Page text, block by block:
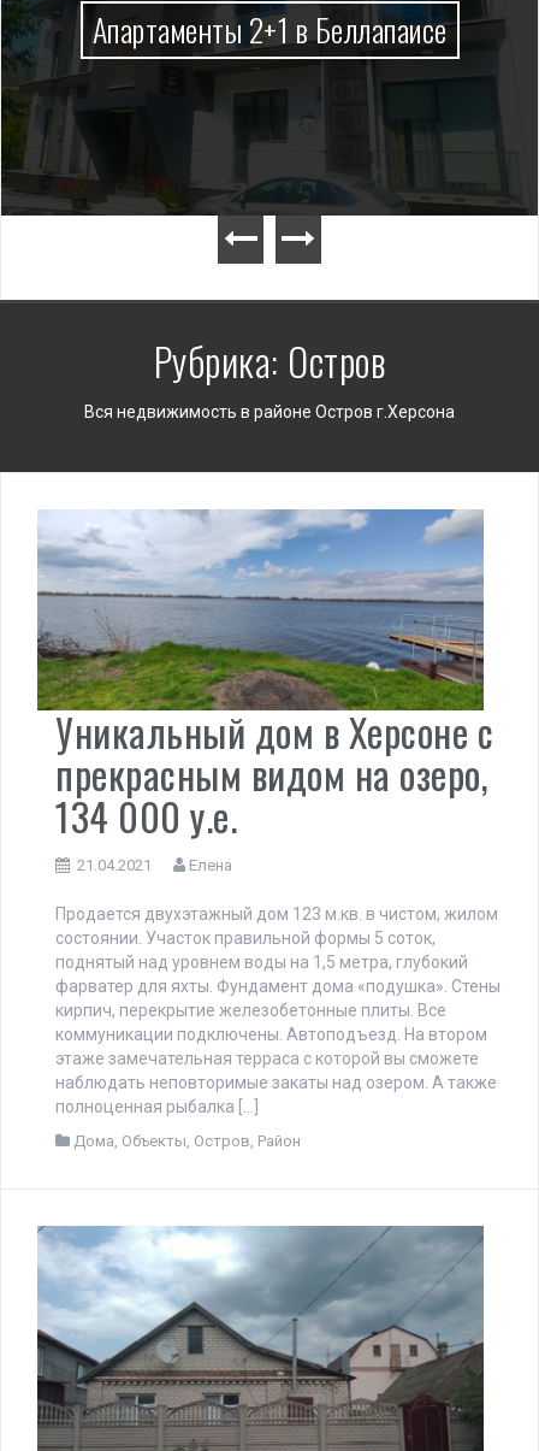
Апартаменты 2+1 в Беллапаисе
Рубрика: Остров
Вся недвижимость в районе Остров г.Херсона
Уникальный дом в Херсоне с
прекрасным видом на озеро,
134 000 у.е.
21.04.2021 Елена
Продается двухэтажный дом 123 м.кв. в чистом, жилом
состоянии. Участок правильной формы 5 соток,
поднятый над уровнем воды на 1,5 метра, глубокий
фарватер для яхты. Фундамент дома «подушка». Стены
кирпич, перекрытие железобетонные плиты. Все
коммуникации подключены. Автоподъезд. На втором
этаже замечательная терраса с которой вы сможете
наблюдать неповторимые закаты над озером. А также
полноценная рыбалка […]
Дома, Объекты, Остров, Район